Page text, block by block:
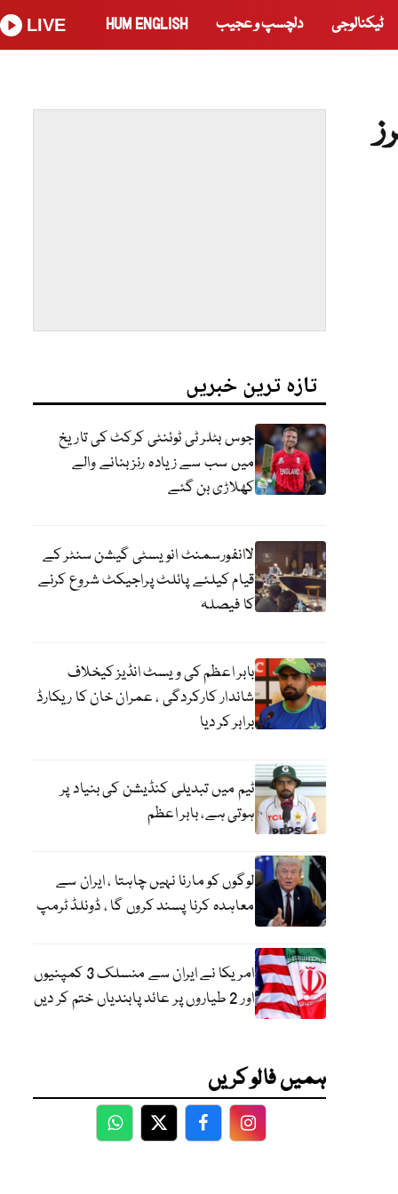
ٹیکنالوجی دلچسپ و عجیب HUM ENGLISH
LIVE
تازہ ترین خبریں
جوس بٹلر ٹی ٹوئنٹی کرکٹ کی تاریخ
میں سب سے زیادہ رنز بنانے والے
کھلاڑی بن گئے
لاانفورسمنٹ انویسٹی گیشن سنٹر کے
قیام کیلئے پائلٹ پراجیکٹ شروع کرنے
کا فیصلہ
بابر اعظم کی ویسٹ انڈیز کیخلاف
شاندار کارکردگی ، عمران خان کا ریکارڈ
برابر کر دیا
ٹیم میں تبدیلی کنڈیشن کی بنیاد پر
ہوتی ہے، بابر اعظم
لوگوں کو مارنا نہیں چاہتا ، ایران سے
معاہدہ کرنا پسند کروں گا ، ڈونلڈ ٹرمپ
امریکا نے ایران سے منسلک 3 کمپنیوں
اور 2 طیاروں پر عائد پابندیاں ختم کر دیں
ہمیں فالو کریں
WhatsApp
TwitterFacebookFacebook